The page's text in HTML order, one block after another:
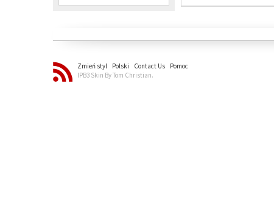
Zmień styl Polski Contact Us
Pomoc
IPB3 Skin By Tom Christian.